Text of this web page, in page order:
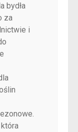
bydła
za
i